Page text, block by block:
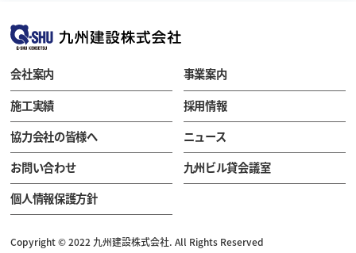
会社案内
事業案内
施工実績
採用情報
協力会社の皆様へ
ニュース
お問い合わせ
九州ビル貸会議室
個人情報保護方針
Copyright © 2022 九州建設株式会社. All Rights Reserved